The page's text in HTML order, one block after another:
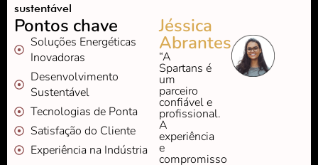
sustentável
Pontos chave
Soluções Energéticas
Inovadoras
Desenvolvimento
Sustentável
Tecnologias de Ponta
Satisfação do Cliente
Experiência na Indústria
Jéssica
Abrantes
“A
Spartans é
um
parceiro
confiável e
profissional.
A
experiência
e
compromisso